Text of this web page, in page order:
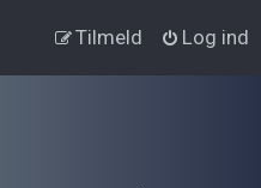
Log ind
Tilmeld